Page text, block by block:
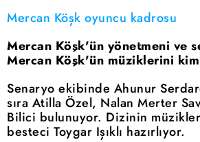
Mercan Köşk oyuncu kadrosu
Mercan Köşk'ün yönetmeni ve
Mercan Köşk'ün müziklerini
Senaryo ekibinde Ahunur
sıra Atilla Özel, Nalan Merter
Bilici bulunuyor. Dizinin
besteci Toygar Işıklı hazırlıyor.